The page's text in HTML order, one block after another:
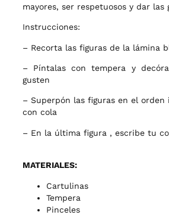
mayores, ser respetuosos y dar las
Instrucciones:
– Recorta las figuras de la lámina
– Píntalas con tempera y
gusten
– Superpón las figuras en el orden
con cola
– En la última figura , escribe tu
MATERIALES:
Cartulinas
Tempera
Pinceles